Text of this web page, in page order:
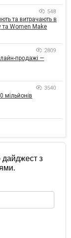
548
та витрачають в
та Women Make
2809
продажі —
3540
мільйонів
дайджест з